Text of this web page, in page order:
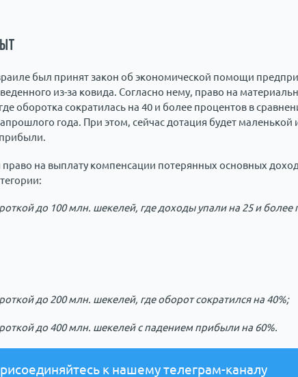
был принят закон об экономической помощи
из-за ковида. Согласно нему, право на
оборотка сократилась на 40 и более процентов в
года. При этом, сейчас дотация будет маленькой
право на выплату компенсации потерянных основных
до 100 млн. шекелей, где доходы упали на 25 и более
до 200 млн. шекелей, где оборот сократился на 40%;
до 400 млн. шекелей с падением прибыли на 60%.
к нашему телеграм-каналу